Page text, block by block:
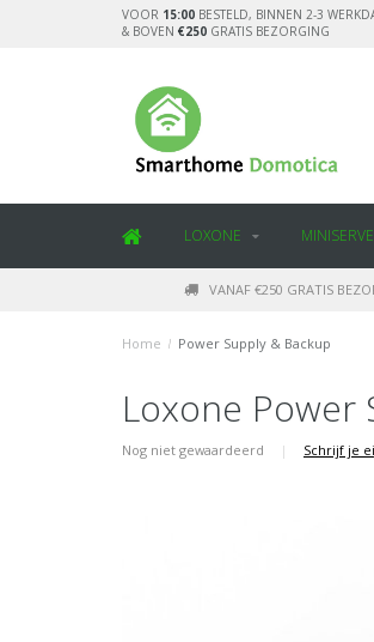
VOOR 15:00 BESTELD, BINNEN 2-3
& BOVEN €250 GRATIS BEZORGING
LOXONE
VANAF €250 GRATIS
Home / Power Supply & Backup
Loxone Power
Nog niet gewaardeerd | Schrijf je